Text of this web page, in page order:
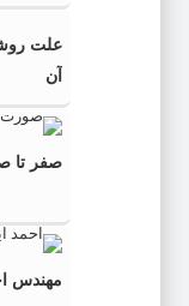
علت
آن
صفر تا
مهندس